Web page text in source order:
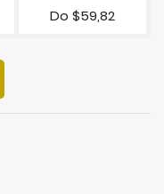
Do $59,82